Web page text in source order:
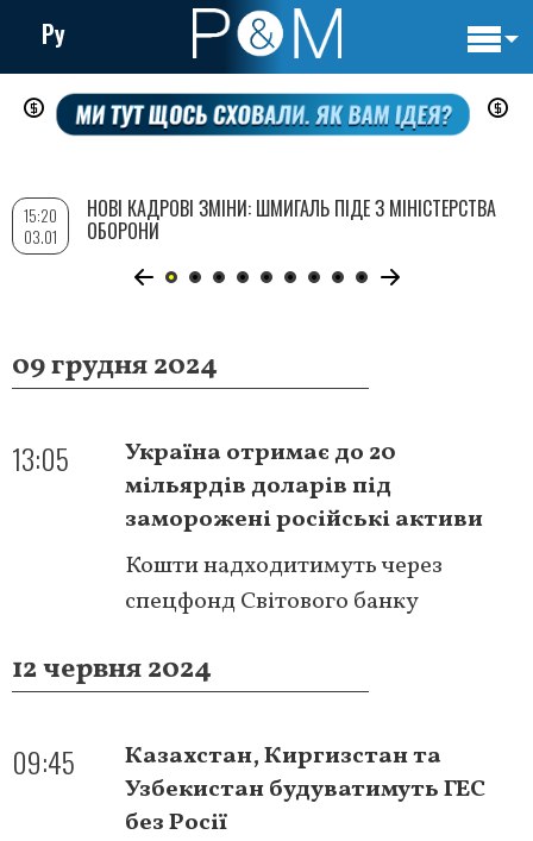
Перейти
до
вмісту
Ру
09 грудня 2024
13:05
Україна отримає до 20
мільярдів доларів під
заморожені російські активи
Кошти надходитимуть через
спецфонд Світового банку
12 червня 2024
09:45
Казахстан, Киргизстан та
Узбекистан будуватимуть ГЕС
без Росії
15:20
03.01
НОВІ КАДРОВІ ЗМІНИ: ШМИГАЛЬ ПІДЕ З МІНІСТЕРСТВА
ОБОРОНИ